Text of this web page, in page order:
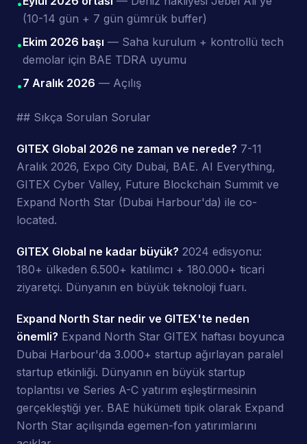
•
(10-14 gün + 7 gün gümrük buffer)
•Ekim 2026 başı — Saha kurulum + kontrollü tech
demolar için BAE TDRA uyumu
•7 Aralık 2026 — Açılış
## Sıkça Sorulan Sorular
GITEX Global 2026 ne zaman ve nerede? 7-11
Aralık 2026, Expo City Dubai, BAE. AI Everything,
GITEX Cyber Valley, Future Blockchain Summit ve
Expand North Star (Dubai Harbour'da) ile co-
located.
GITEX Global ne kadar büyük? 2024 edisyonu:
180+ ülkeden 6.500+ katılımcı + 180.000+ ticari
ziyaretçi. Dünyanın en büyük teknoloji fuarı.
Expand North Star nedir ve GITEX'te neden
önemli? Expand North Star GITEX haftası boyunca
Dubai Harbour'da 3.000+ startup ağırlayan paralel
startup etkinliği. Dünyanın en büyük startup
toplantısı ve Series A-C yatırım eşleştirmesinin
gerçekleştiği yer. BAE hükümeti tipik olarak Expand
North Star açılışında egemen-fon yatırımlarını